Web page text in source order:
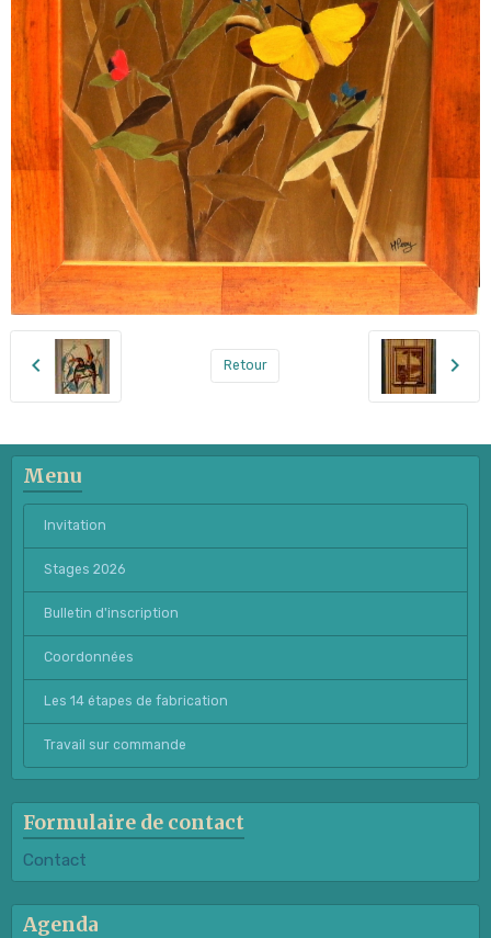
Retour
Menu
Invitation
Stages 2026
Bulletin d'inscription
Coordonnées
Les 14 étapes de fabrication
Travail sur commande
Formulaire de contact
Contact
Agenda